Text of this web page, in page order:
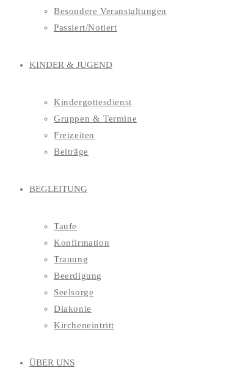
Besondere Veranstaltungen
Passiert/Notiert
KINDER & JUGEND
Kindergottesdienst
Gruppen & Termine
Freizeiten
Beiträge
BEGLEITUNG
Taufe
Konfirmation
Trauung
Beerdigung
Seelsorge
Diakonie
Kircheneintritt
ÜBER UNS